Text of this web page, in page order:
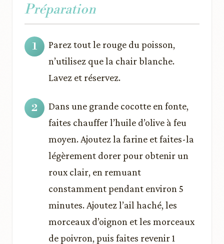
Préparation
Parez tout le rouge du poisson,
n’utilisez que la chair blanche.
Lavez et réservez.
Dans une grande cocotte en fonte,
faites chauffer l’huile d’olive à feu
moyen. Ajoutez la farine et faites-la
légèrement dorer pour obtenir un
roux clair, en remuant
constamment pendant environ 5
minutes. Ajoutez l’ail haché, les
morceaux d’oignon et les morceaux
de poivron, puis faites revenir 1